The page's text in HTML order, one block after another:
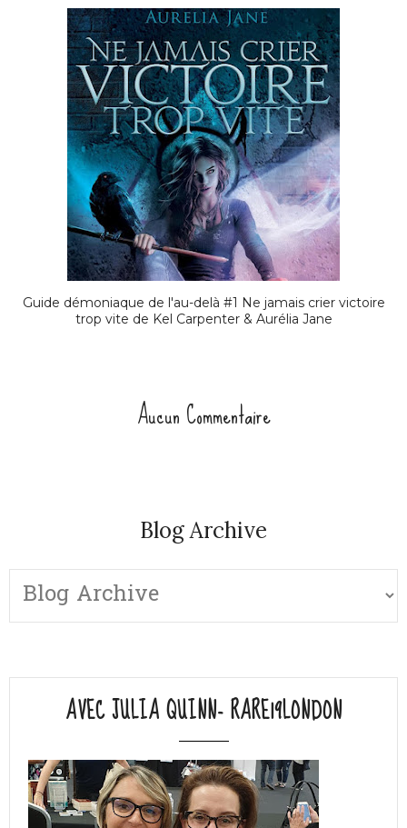
Guide démoniaque de l'au-delà #1 Ne jamais crier victoire
trop vite de Kel Carpenter & Aurélia Jane
Aucun Commentaire
Blog Archive
AVEC JULIA QUINN- RARE19LONDON